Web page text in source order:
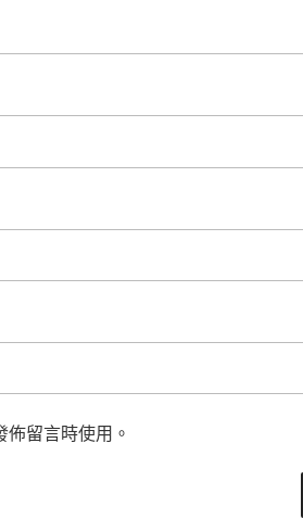
留言時使用。